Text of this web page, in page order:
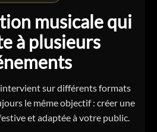
musicale qui
à plusieurs
sur différents formats
le même objectif : créer une
et adaptée à votre public.